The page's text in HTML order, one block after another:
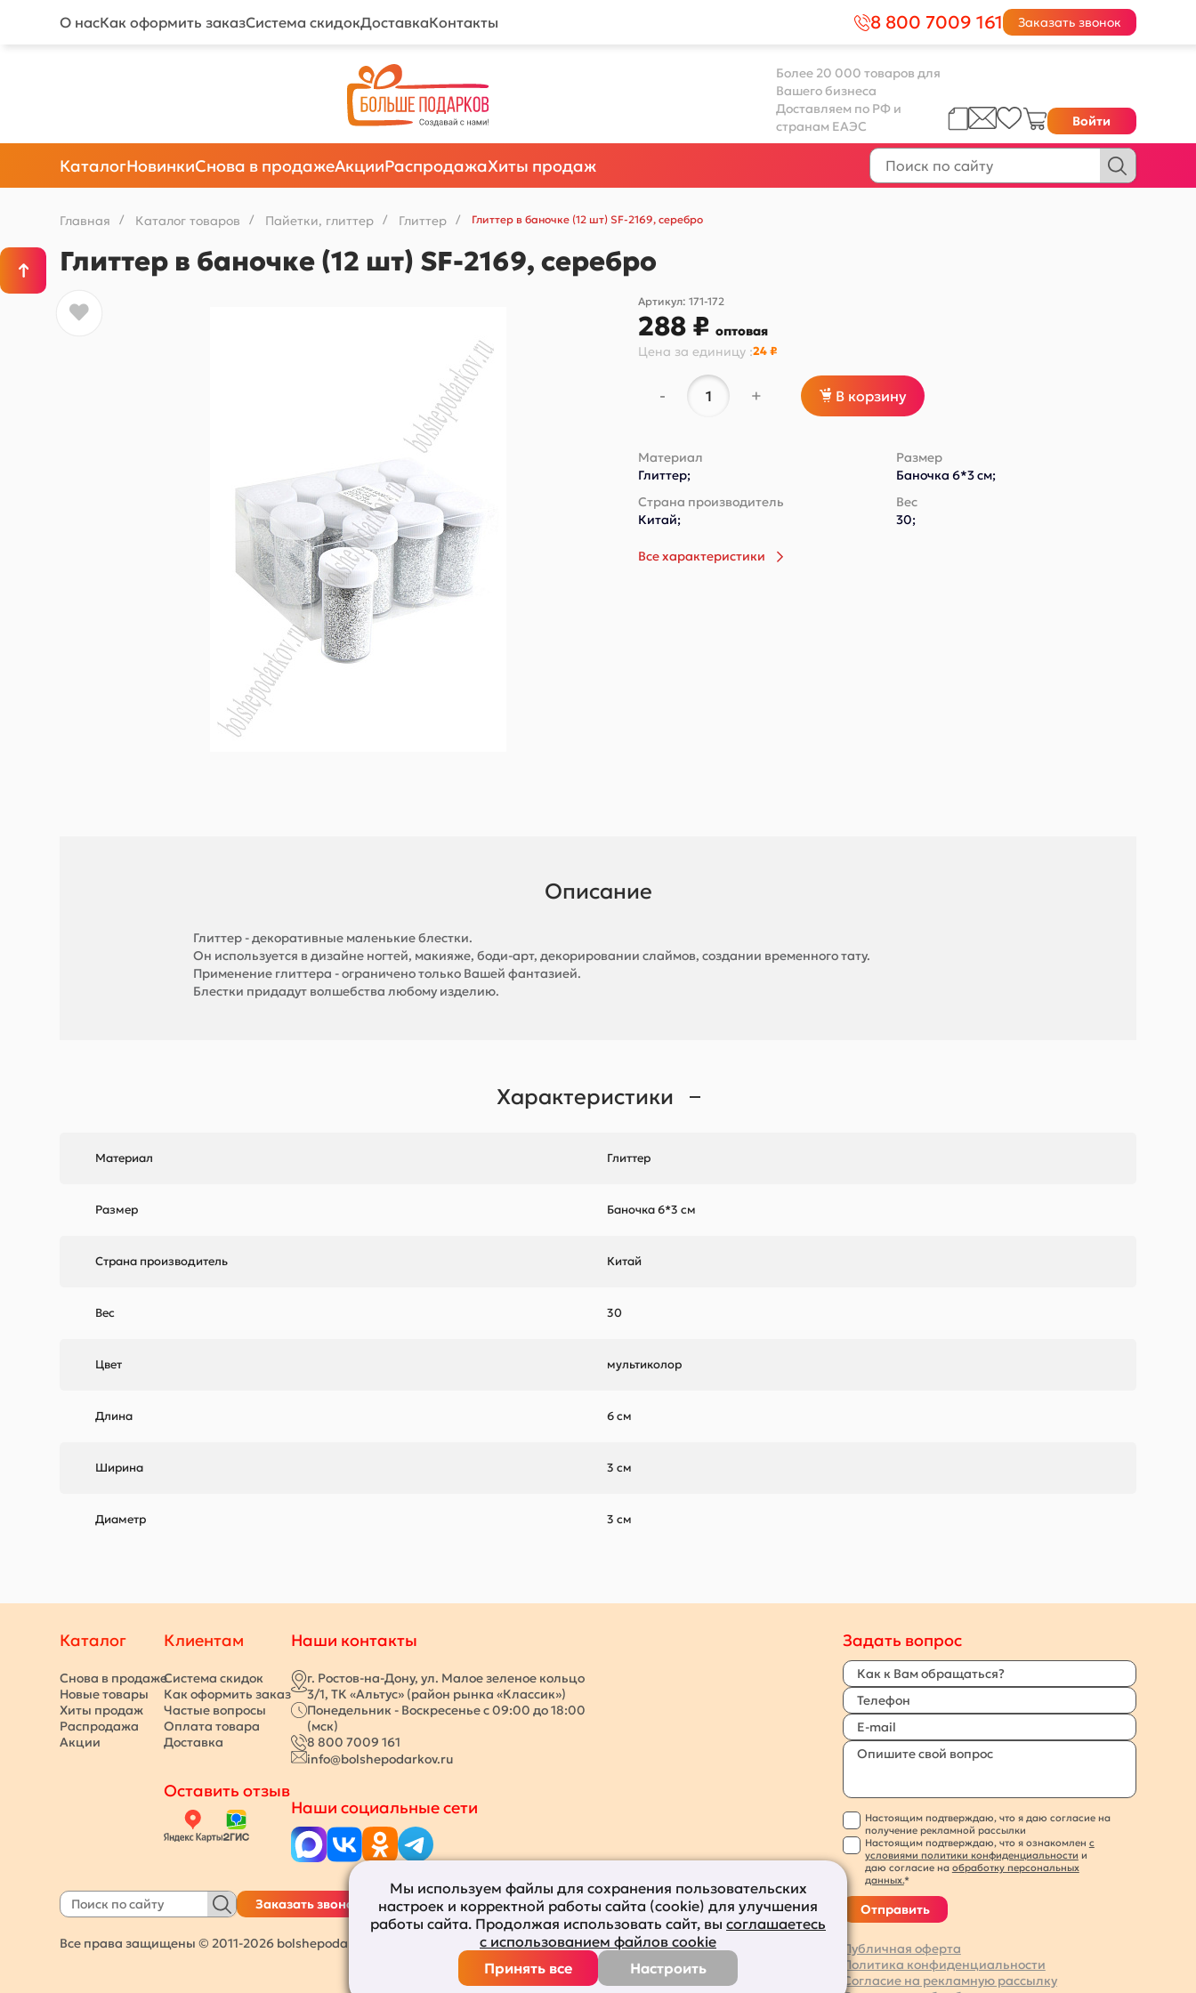
О насКак оформить заказСистема скидокДоставкаКонтакты 8 800 7009 161 Заказать звонок
Более 20 000 товаров для
Вашего бизнеса
Доставляем по РФ и
странам ЕАЭС
Войти
КаталогНовинкиСнова в продажеАкцииРаспродажаХиты продаж
Главная / Каталог товаров / Пайетки, глиттер / Глиттер / Глиттер в баночке (12 шт) SF-2169, серебро
Глиттер в баночке (12 шт) SF-2169, серебро
Артикул:171-172
288 ₽оптовая
Цена заединицу :24 ₽
- + В корзину
Материал
Глиттер;
Размер
Баночка 6*3 см;
Страна производитель
Китай;
Вес
30;
Все характеристики
Описание
Глиттер - декоративные маленькие блестки.
Он используется в дизайне ногтей, макияже, боди-арт, декорировании слаймов, создании временного тату.
Применение глиттера - ограничено только Вашей фантазией.
Блестки придадут волшебства любому изделию.
Характеристики
Материал Глиттер
Размер Баночка 6*3 см
Страна производитель Китай
Вес 30
Цвет мультиколор
Длина 6 см
Ширина 3 см
Диаметр 3 см
Каталог
Снова в продаже
Новые товары
Хиты продаж
Распродажа
Акции
Клиентам
Система скидок
Как оформить заказ
Частые вопросы
Оплата товара
Доставка
Оставить отзыв
Наши контакты
г. Ростов-на-Дону, ул. Малое зеленое кольцо
3/1, ТК «Альтус» (район рынка «Классик»)
Понедельник - Воскресенье с 09:00 до 18:00
(мск)
8 800 7009 161
info@bolshepodarkov.ru
Наши социальные сети
Заказать звонок
Все права защищены © 2011-2026 bolshepodarkov.ru
Задать вопрос
Настоящим подтверждаю, что я даю согласие на
получение рекламной рассылки
Настоящим подтверждаю, что я ознакомлен с
условиями политики конфиденциальности и
даю согласие на обработку персональных
данных.*
Отправить
Публичная оферта
Политика конфиденциальности
Согласие на рекламную рассылку
Мы используем файлы для сохранения пользовательских
настроек и корректной работы сайта (cookie) для улучшения
работы сайта. Продолжая использовать сайт, вы соглашаетесь
с использованием файлов cookie
Принять все
Настроить